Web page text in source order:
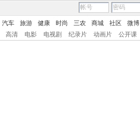
汽车 旅游 健康 时尚 三农 商城 社区 微博
高清 电影 电视剧 纪录片 动画片 公开课